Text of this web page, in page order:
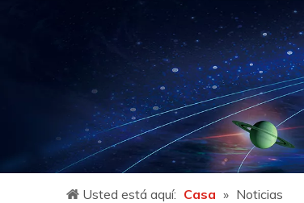
Usted está aquí: Casa » Noticias